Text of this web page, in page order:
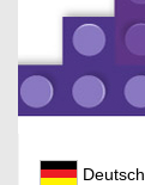
Deutsch